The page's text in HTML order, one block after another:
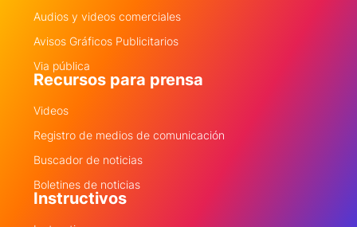
Audios y videos comerciales
Avisos Gráficos Publicitarios
Via pública
Recursos para prensa
Videos
Registro de medios de comunicación
Buscador de noticias
Boletines de noticias
Instructivos